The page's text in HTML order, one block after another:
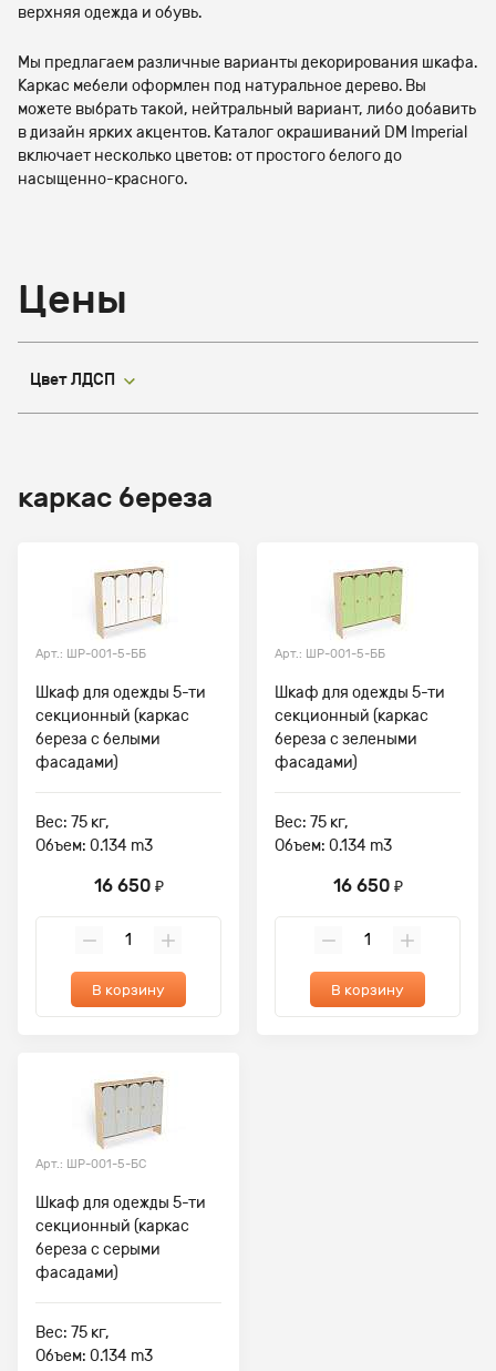
верхняя одежда и обувь.
Мы предлагаем различные варианты декорирования шкафа.
Каркас мебели оформлен под натуральное дерево. Вы
можете выбрать такой, нейтральный вариант, либо добавить
в дизайн ярких акцентов. Каталог окрашиваний DM Imperial
включает несколько цветов: от простого белого до
насыщенно-красного.
Цены
Цвет ЛДСП
каркас береза
Арт.: ШР-001-5-ББ
Шкаф для одежды 5-ти
секционный (каркас
береза с белыми
фасадами)
Вес: 75 кг,
Объем: 0.134 m3
16 650 ₽
В корзину
Арт.: ШР-001-5-ББ
Шкаф для одежды 5-ти
секционный (каркас
береза с зелеными
фасадами)
Вес: 75 кг,
Объем: 0.134 m3
16 650 ₽
В корзину
Арт.: ШР-001-5-БС
Шкаф для одежды 5-ти
секционный (каркас
береза с серыми
фасадами)
Вес: 75 кг,
Объем: 0.134 m3